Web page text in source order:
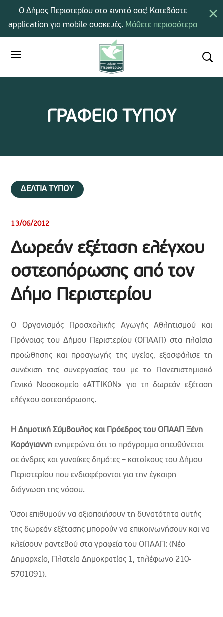
ΓΡΑΦΕΙΟ ΤΥΠΟΥ
ΔΕΛΤΙΑ ΤΥΠΟΥ
13/06/2012
Δωρεάν εξέταση ελέγχου
οστεοπόρωσης από τον
Δήμο Περιστερίου
Ο Οργανισμός Προσχολικής Αγωγής Αθλητισμού και
Πρόνοιας του Δήμου Περιστερίου (ΟΠΑΑΠ) στα πλαίσια
προώθησης και προαγωγής της υγείας, εξασφάλισε τη
συνέχιση της συνεργασίας του με το Πανεπιστημιακό
Γενικό Νοσοκομείο «ΑΤΤΙΚΟΝ» για τη δωρεάν εξέταση
ελέγχου οστεοπόρωσης.
Η Δημοτική Σύμβουλος και Πρόεδρος του ΟΠΑΑΠ Ξένη
Κορόγιαννηενημερώνει ότι το πρόγραμμα απευθύνεται
σε άνδρες και γυναίκες δημότες – κατοίκους του Δήμου
Περιστερίου που ενδιαφέρονται για την έγκαιρη
διάγνωση της νόσου.
Όσοι επιθυμούν να αξιοποιήσουν τη δυνατότητα αυτής
της δωρεάν εξέτασης μπορούν να επικοινωνήσουν και να
κλείσουν ραντεβού στα γραφεία του ΟΠΑΑΠ: (Νέο
Δημαρχείο, Πλατεία Δημοκρατίας 1, τηλέφωνο 210-
5701091).
×
Ο Δήμος Περιστερίου στο κινητό σας! Κατεβάστε
application για mobile συσκευές. Μάθετε περισσότερα